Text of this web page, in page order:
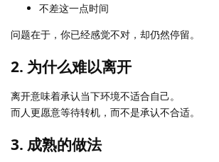
不差这一点时间
问题在于，你已经感觉不对，却仍然停留。
2. 为什么难以离开
离开意味着承认当下环境不适合自己。
而人更愿意等待转机，而不是承认不合适。
3. 成熟的做法